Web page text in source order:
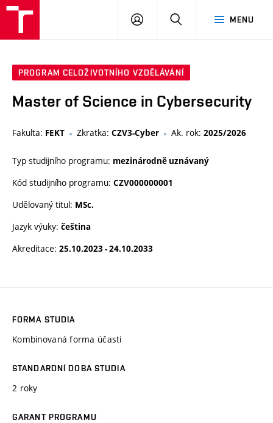
MENU
PŘIHLÁSIT
PROGRAM CELOŽIVOTNÍHO VZDĚLÁVÁNÍ
Master of Science in Cybersecurity
Fakulta: FEKT Zkratka: CZV3-Cyber Ak. rok: 2025/2026
Typ studijního programu: mezinárodně uznávaný
Kód studijního programu: CZV000000001
Udělovaný titul: MSc.
Jazyk výuky: čeština
Akreditace: 25.10.2023 - 24.10.2033
FORMA STUDIA
Kombinovaná forma účasti
STANDARDNÍ DOBA STUDIA
2 roky
GARANT PROGRAMU